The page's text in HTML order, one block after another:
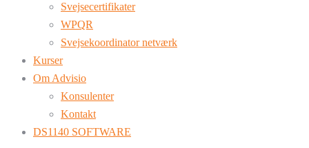
Svejsecertifikater
WPQR
Svejsekoordinator netværk
Kurser
Om Advisio
Konsulenter
Kontakt
DS1140 SOFTWARE